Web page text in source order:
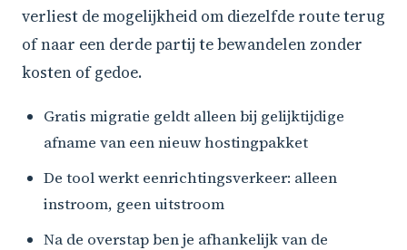
verliest de mogelijkheid om diezelfde route terug
of naar een derde partij te bewandelen zonder
kosten of gedoe.
Gratis migratie geldt alleen bij gelijktijdige
afname van een nieuw hostingpakket
De tool werkt eenrichtingsverkeer: alleen
instroom, geen uitstroom
Na de overstap ben je afhankelijk van de